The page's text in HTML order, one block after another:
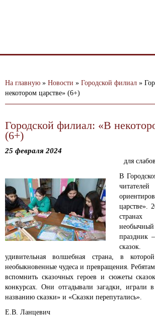
На главную » Новости » Городской филиал »
некотором царстве» (6+)
Городской филиал: «В
(6+)
25 февраля 2024
для
В
царстве».
странах
праздник
удивительная волшебная страна, в
необыкновенные чудеса и превращения.
вспомнить сказочных героев и сюжеты
конкурсах. Они отгадывали загадки, играли
названию сказки» и «Сказки перепутались».
Е.В. Ланцевич